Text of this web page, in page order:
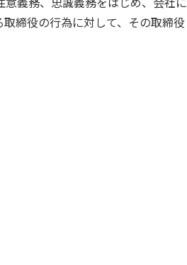
締役の行為に対して、その取締役